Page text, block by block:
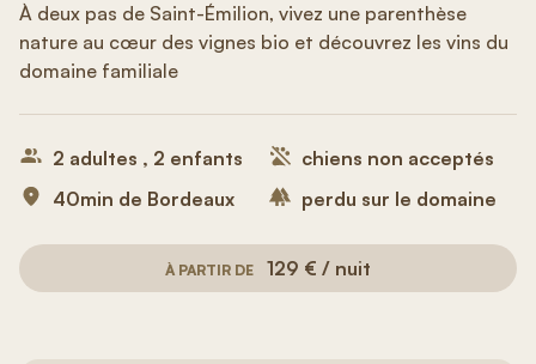
À deux pas de Saint-Émilion, vivez une parenthèse
nature au cœur des vignes bio et découvrez les vins du
domaine familiale
2 adultes , 2 enfants
40min de Bordeaux
chiens non acceptés
perdu sur le domaine
À PARTIR DE 129 € / nuit